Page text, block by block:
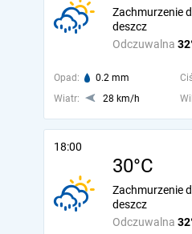
Odczuwalna
Zachmurzenie
deszcz
Opad: 0.2 mm
Wiatr:
28 km/h
18:00
30°C
Odczuwalna
Zachmurzenie
deszcz